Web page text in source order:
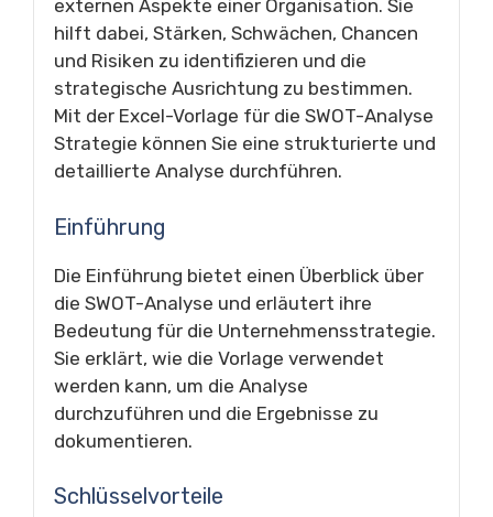
externen Aspekte einer Organisation. Sie
hilft dabei, Stärken, Schwächen, Chancen
und Risiken zu identifizieren und die
strategische Ausrichtung zu bestimmen.
Mit der Excel-Vorlage für die SWOT-Analyse
Strategie können Sie eine strukturierte und
detaillierte Analyse durchführen.
Einführung
Die Einführung bietet einen Überblick über
die SWOT-Analyse und erläutert ihre
Bedeutung für die Unternehmensstrategie.
Sie erklärt, wie die Vorlage verwendet
werden kann, um die Analyse
durchzuführen und die Ergebnisse zu
dokumentieren.
Schlüsselvorteile